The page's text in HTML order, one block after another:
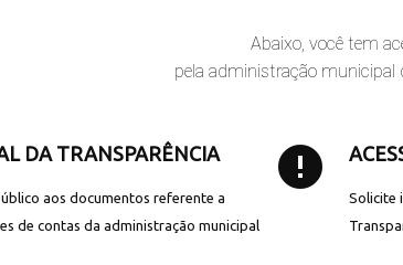
Abaixo, você tem
pela administração municipal
DA TRANSPARÊNCIA
aos documentos referente a
de contas da administração municipal
error
Solicite